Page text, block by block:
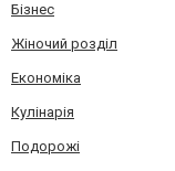
Бізнес
Жіночий розділ
Економіка
Кулінарія
Подорожі